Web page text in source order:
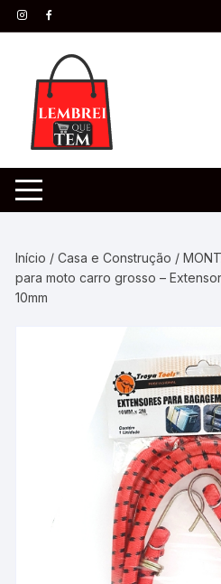
Início /Casa e Construção /
para moto carro grosso –
10mm